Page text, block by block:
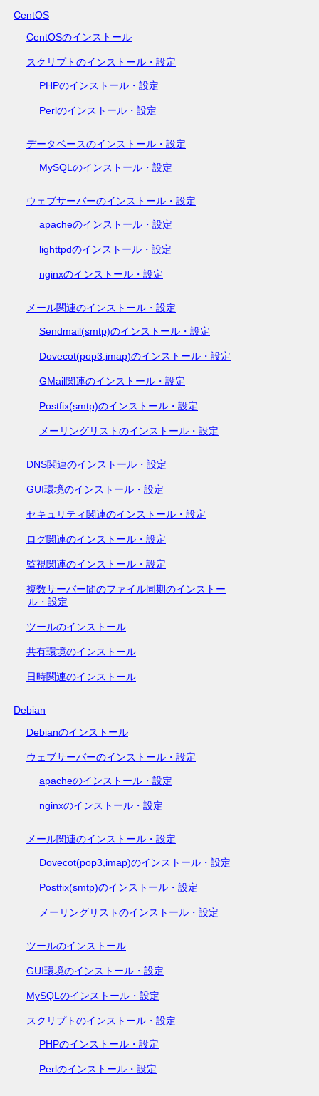
CentOS
CentOSのインストール
スクリプトのインストール・設定
PHPのインストール・設定
Perlのインストール・設定
データベースのインストール・設定
MySQLのインストール・設定
ウェブサーバーのインストール・設定
apacheのインストール・設定
lighttpdのインストール・設定
nginxのインストール・設定
メール関連のインストール・設定
Sendmail(smtp)のインストール・設定
Dovecot(pop3,imap)のインストール・設定
GMail関連のインストール・設定
Postfix(smtp)のインストール・設定
メーリングリストのインストール・設定
DNS関連のインストール・設定
GUI環境のインストール・設定
セキュリティ関連のインストール・設定
ログ関連のインストール・設定
監視関連のインストール・設定
複数サーバー間のファイル同期のインストー
ル・設定
ツールのインストール
共有環境のインストール
日時関連のインストール
Debian
Debianのインストール
ウェブサーバーのインストール・設定
apacheのインストール・設定
nginxのインストール・設定
メール関連のインストール・設定
Dovecot(pop3,imap)のインストール・設定
Postfix(smtp)のインストール・設定
メーリングリストのインストール・設定
ツールのインストール
GUI環境のインストール・設定
MySQLのインストール・設定
スクリプトのインストール・設定
PHPのインストール・設定
Perlのインストール・設定